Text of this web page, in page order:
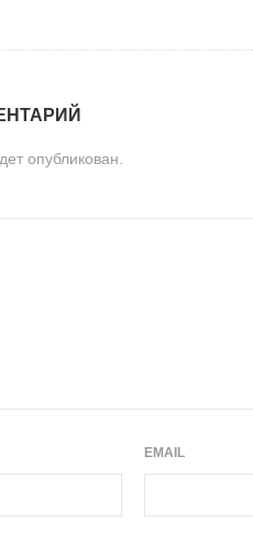
опубликован.
EMAIL